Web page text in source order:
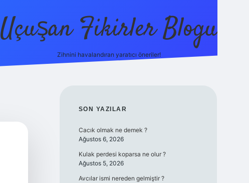
Uçuşan Fikirler Blogu
Zihnini havalandıran yaratıcı öneriler!
SIDEBAR
SON YAZILAR
Cacık olmak ne demek ?
Ağustos 6, 2026
Kulak perdesi koparsa ne olur ?
Ağustos 5, 2026
Avcılar ismi nereden gelmiştir ?